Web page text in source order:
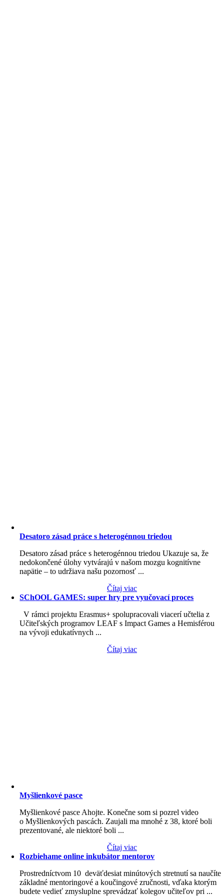
Desatoro zásad práce s heterogénnou triedou
Desatoro zásad práce s heterogénnou triedou Ukazuje sa, že
nedokončené úlohy vytvárajú v našom mozgu kognitívne
napätie – to udržiava našu pozornosť ...
Čítaj viac
SChOOL GAMES: super hry pre vyučovací proces
V rámci projektu Erasmus+ spolupracovali viacerí učtelia z
Učiteľských programov LEAF s Impact Games a Hemisférou
na vývoji edukatívnych ...
Čítaj viac
Myšlienkové pasce
Myšlienkové pasce Ahojte. Konečne som si pozrel video
o Myšlienkových pascách. Zaujali ma mnohé z 38, ktoré boli
prezentované, ale niektoré boli ...
Čítaj viac
Rozbiehame online inkubátor mentorov
Prostredníctvom 10 deväťdesiat minútových stretnutí sa naučíte
základné mentoringové a koučingové zručnosti, vďaka ktorým
budete vedieť zmysluplne sprevádzať kolegov učiteľov pri ...